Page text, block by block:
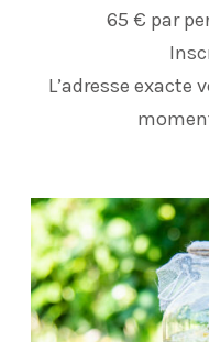
65 € par
L’adresse exacte